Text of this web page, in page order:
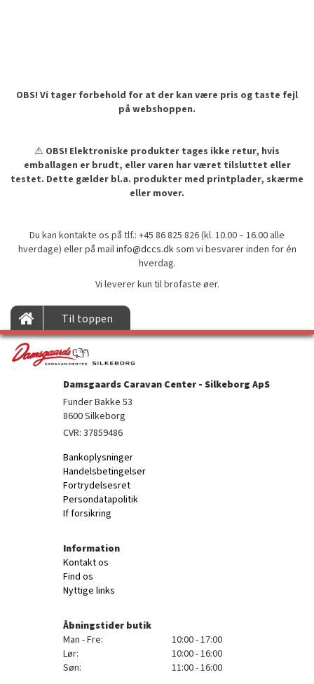
OBS! Vi tager forbehold for at der kan være pris og taste fejl
på webshoppen.
⚠️ OBS! Elektroniske produkter tages ikke retur, hvis
emballagen er brudt, eller varen har været tilsluttet eller
testet. Dette gælder bl.a. produkter med printplader, skærme
eller mover.
Du kan kontakte os på tlf.: +45 86 825 826 (kl. 10.00 – 16.00 alle
hverdage) eller på mailinfo@dccs.dksom vi besvarer inden for én
hverdag.
Vi leverer kun til brofaste øer.
Til toppen
Damsgaards Caravan Center - Silkeborg ApS
Funder Bakke 53
8600 Silkeborg
CVR: 37859486
Bankoplysninger
Handelsbetingelser
Fortrydelsesret
Persondatapolitik
If forsikring
Information
Kontakt os
Find os
Nyttige links
Åbningstider butik
Man - Fre:
10:00 - 17:00
Lør:
10:00 - 16:00
Søn:
11:00 - 16:00